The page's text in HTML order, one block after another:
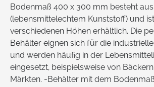
Bodenmaß 400 x 300 mm besteht aus
(lebensmittelechtem Kunststoff) und
verschiedenen Höhen erhältlich. Die
Behälter eignen sich für die
und werden häufig in der
eingesetzt, beispielsweise von
Märkten. -Behälter mit dem